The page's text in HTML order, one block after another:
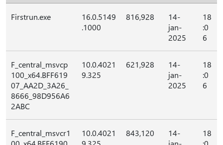
Firstrun.exe
16.0.5149
.1000
816,928
14-
jan-
2025
18
:0
6
F_central_msvcp
100_x64.BFF619
07_AA2D_3A26_
8666_98D956A6
2ABC
10.0.4021
9.325
621,928
14-
jan-
2025
18
:0
6
F_central_msvcr1
10.0.4021
843,120
14-
18